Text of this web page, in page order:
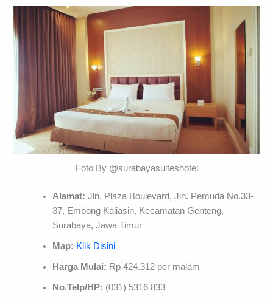
Foto By @surabayasuiteshotel
Alamat: Jln. Plaza Boulevard, Jln. Pemuda No.33-
37, Embong Kaliasin, Kecamatan Genteng,
Surabaya, Jawa Timur
Map: Klik Disini
Harga Mulai: Rp.424.312 per malam
No.Telp/HP: (031) 5316 833